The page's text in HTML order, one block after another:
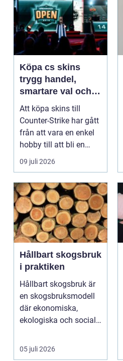
Köpa cs skins
trygg handel,
smartare val och
bättre affärer
Att köpa skins till
Counter-Strike har gått
från att vara en enkel
hobby till att bli en
egen liten ...
09 juli 2026
Hållbart skogsbruk
i praktiken
Hållbart skogsbruk är
en skogsbruksmodell
där ekonomiska,
ekologiska och sociala
...
05 juli 2026